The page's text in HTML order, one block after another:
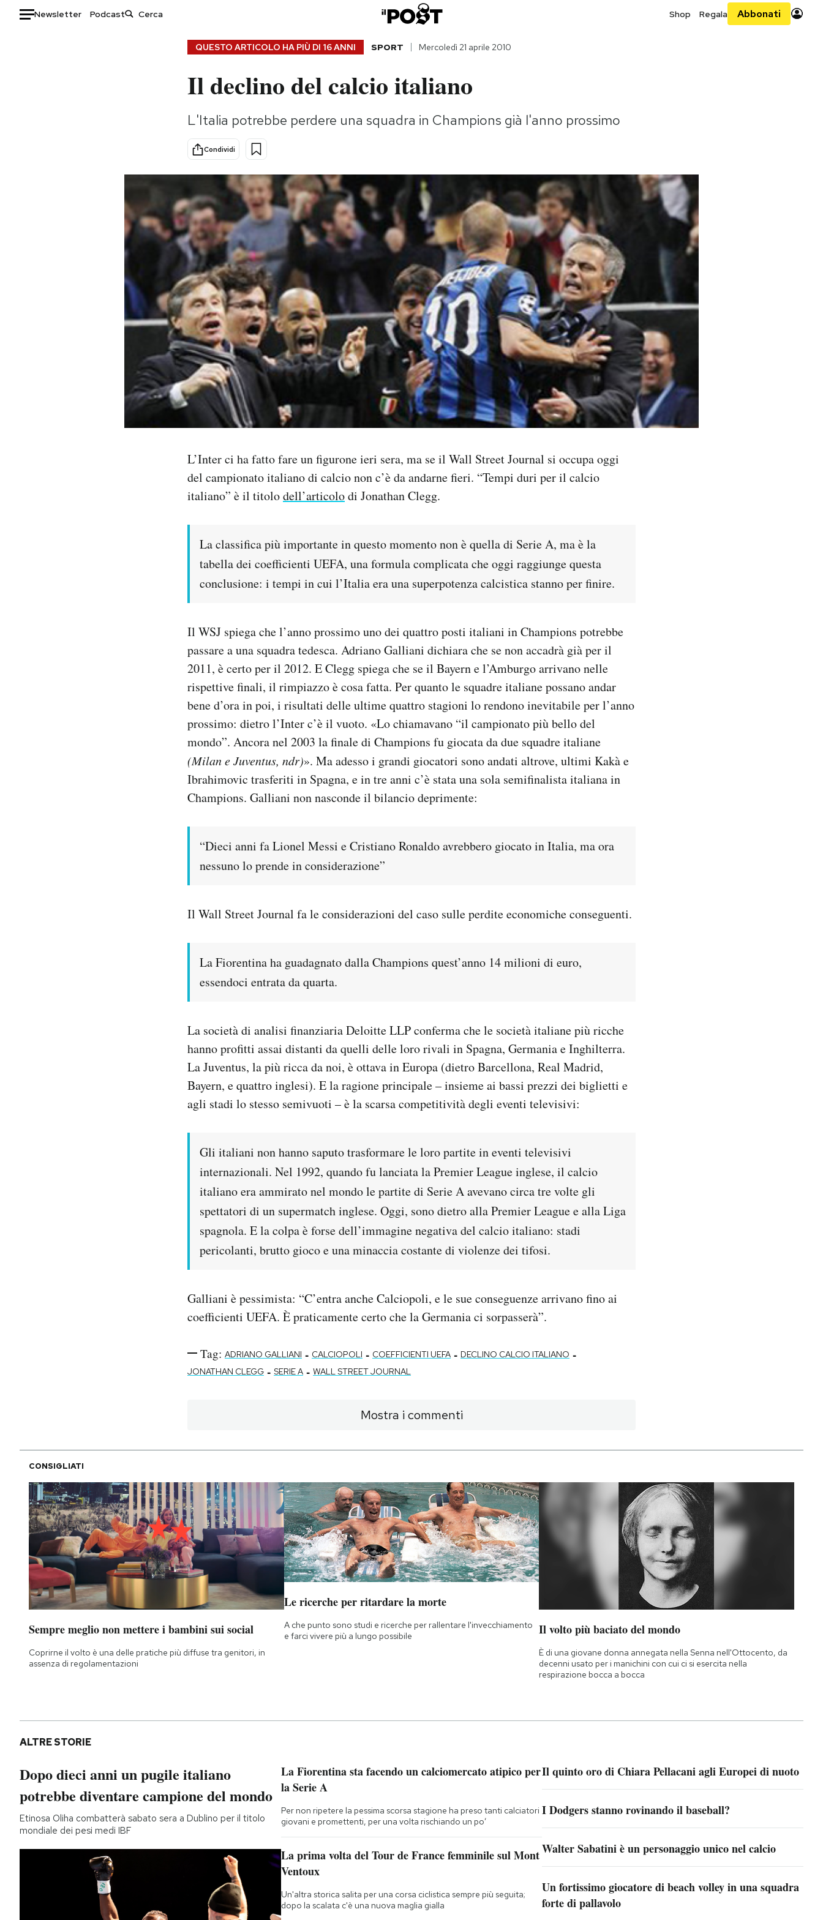
Newsletter Podcast Shop Regala Abbonati
Consumismi
Storie/Idee
Ok Boomer!
Europa
Altrecose
Mondiali calcio 2026
QUESTO ARTICOLO HA PIÙ DI 16 ANNI SPORT Mercoledì 21 aprile 2010
Il declino del calcio italiano
L'Italia potrebbe perdere una squadra in Champions già l'anno prossimo
Condividi
L’Inter ci ha fatto fare un figurone ieri sera, ma se il Wall Street Journal si occupa oggi
del campionato italiano di calcio non c’è da andarne fieri. “Tempi duri per il calcio
italiano” è il titolodell’articolodi Jonathan Clegg.
La classifica più importante in questo momento non è quella di Serie A, ma è la
tabella dei coefficienti UEFA, una formula complicata che oggi raggiunge questa
conclusione: i tempi in cui l’Italia era una superpotenza calcistica stanno per finire.
Il WSJ spiega che l’anno prossimo uno dei quattro posti italiani in Champions potrebbe
passare a una squadra tedesca. Adriano Galliani dichiara che se non accadrà già per il
2011, è certo per il 2012. E Clegg spiega che se il Bayern e l’Amburgo arrivano nelle
rispettive finali, il rimpiazzo è cosa fatta. Per quanto le squadre italiane possano andar
bene d’ora in poi, i risultati delle ultime quattro stagioni lo rendono inevitabile per l’anno
prossimo: dietro l’Inter c’è il vuoto. «Lo chiamavano “il campionato più bello del
mondo”. Ancora nel 2003 la finale di Champions fu giocata da due squadre italiane
(Milan e Juventus, ndr)». Ma adesso i grandi giocatori sono andati altrove, ultimi Kakà e
Ibrahimovic trasferiti in Spagna, e in tre anni c’è stata una sola semifinalista italiana in
Champions. Galliani non nasconde il bilancio deprimente:
“Dieci anni fa Lionel Messi e Cristiano Ronaldo avrebbero giocato in Italia, ma ora
nessuno lo prende in considerazione”
Il Wall Street Journal fa le considerazioni del caso sulle perdite economiche conseguenti.
La Fiorentina ha guadagnato dalla Champions quest’anno 14 milioni di euro,
essendoci entrata da quarta.
La società di analisi finanziaria Deloitte LLP conferma che le società italiane più ricche
hanno profitti assai distanti da quelli delle loro rivali in Spagna, Germania e Inghilterra.
La Juventus, la più ricca da noi, è ottava in Europa (dietro Barcellona, Real Madrid,
Bayern, e quattro inglesi). E la ragione principale – insieme ai bassi prezzi dei biglietti e
agli stadi lo stesso semivuoti – è la scarsa competitività degli eventi televisivi:
Gli italiani non hanno saputo trasformare le loro partite in eventi televisivi
internazionali. Nel 1992, quando fu lanciata la Premier League inglese, il calcio
italiano era ammirato nel mondo le partite di Serie A avevano circa tre volte gli
spettatori di un supermatch inglese. Oggi, sono dietro alla Premier League e alla Liga
spagnola. E la colpa è forse dell’immagine negativa del calcio italiano: stadi
pericolanti, brutto gioco e una minaccia costante di violenze dei tifosi.
Galliani è pessimista: “C’entra anche Calciopoli, e le sue conseguenze arrivano fino ai
coefficienti UEFA. È praticamente certo che la Germania ci sorpasserà”.
Tag: ADRIANO GALLIANI - CALCIOPOLI - COEFFICIENTI UEFA - DECLINO CALCIO ITALIANO -
JONATHAN CLEGG - SERIE A - WALL STREET JOURNAL
Mostra i commenti
CONSIGLIATI
Sempre meglio non mettere i bambini sui social
Coprirne il volto è una delle pratiche più diffuse tra genitori, in
assenza di regolamentazioni
Le ricerche per ritardare la morte
A che punto sono studi e ricerche per rallentare l'invecchiamento
e farci vivere più a lungo possibile
Il volto più baciato del mondo
È di una giovane donna annegata nella Senna nell'Ottocento, da
decenni usato per i manichini con cui ci si esercita nella
respirazione bocca a bocca
ALTRE STORIE
Dopo dieci anni un pugile italiano
potrebbe diventare campione del mondo
Etinosa Oliha combatterà sabato sera a Dublino per il titolo
mondiale dei pesi medi IBF
La Fiorentina sta facendo un calciomercato atipico per
la Serie A
Per non ripetere la pessima scorsa stagione ha preso tanti calciatori
giovani e promettenti, per una volta rischiando un po’
La prima volta del Tour de France femminile sul Mont
Ventoux
Un'altra storica salita per una corsa ciclistica sempre più seguita;
dopo la scalata c'è una nuova maglia gialla
Il quinto oro di Chiara Pellacani agli Europei di nuoto
I Dodgers stanno rovinando il baseball?
Walter Sabatini è un personaggio unico nel calcio
Un fortissimo giocatore di beach volley in una squadra
forte di pallavolo